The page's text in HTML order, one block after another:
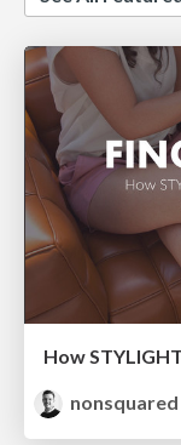
How
nonsquared